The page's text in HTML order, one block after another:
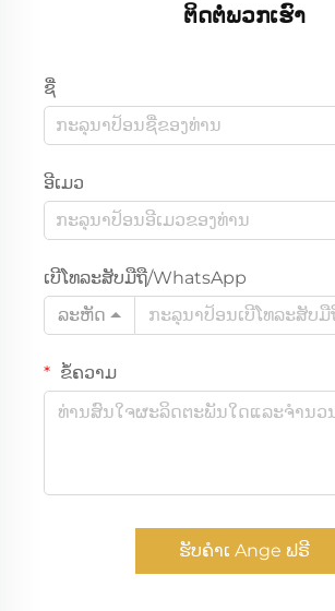
ຕິດຕໍ່ພວກເຮົາ
ຊື່
ອີເມວ
ເບີໂທລະສັບມືຖື/WhatsApp
ລະຫັດ
ຂໍ້ຄວາມ
ຮັບຄຳເ Ange ຟຣີ